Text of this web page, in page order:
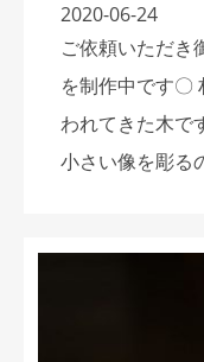
2020-06-24
ご依頼いただき
を制作中です〇
われてきた木で
小さい像を彫